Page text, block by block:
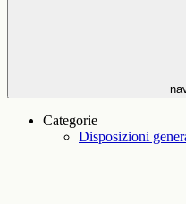
Categorie
Disposizioni